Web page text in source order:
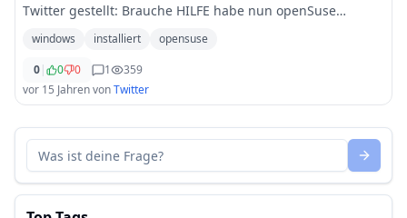
Twitter gestellt: Brauche HILFE habe nun openSuse
installiert doch kann ich nicht mehr auf mein Windows
zugreifen! Wie komme ich wieder ins Win
windows installiert
opensuse
0| 0 0 1
359
vor 15 JahrenvonTwitter